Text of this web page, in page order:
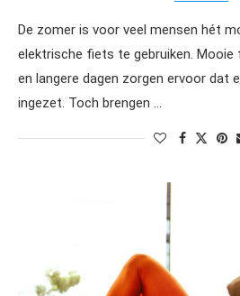
De zomer is voor veel mensen hét
elektrische fiets te gebruiken.
en langere dagen zorgen ervoor dat
ingezet. Toch brengen …